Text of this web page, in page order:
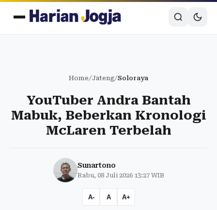
Home/Jateng/Soloraya
YouTuber Andra Bantah
Mabuk, Beberkan Kronologi
McLaren Terbelah
Sunartono
Rabu, 08 Juli 2026 13:27 WIB
A- A A+